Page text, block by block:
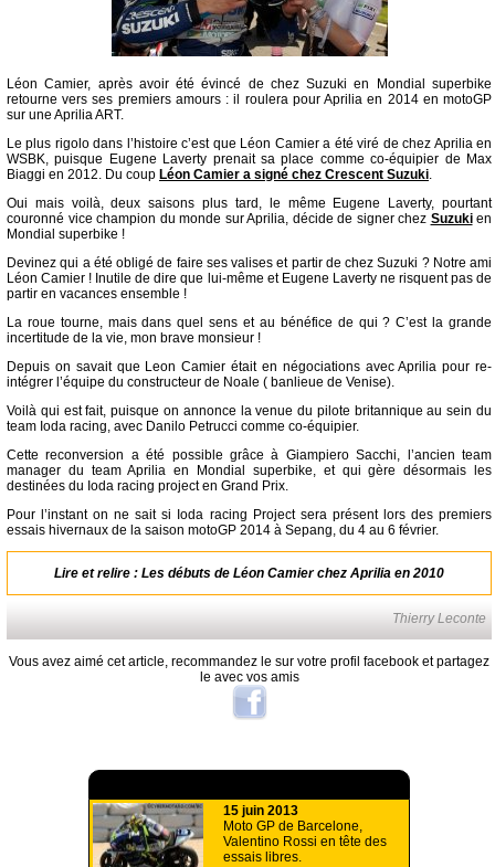
Léon Camier, après avoir été évincé de chez Suzuki en Mondial superbike
retourne vers ses premiers amours : il roulera pour Aprilia en 2014 en motoGP
sur une Aprilia ART.
Le plus rigolo dans l’histoire c’est que Léon Camier a été viré de chez Aprilia en
WSBK, puisque Eugene Laverty prenait sa place comme co-équipier de Max
Biaggi en 2012. Du coup Léon Camier a signé chez Crescent Suzuki.
Oui mais voilà, deux saisons plus tard, le même Eugene Laverty, pourtant
couronné vice champion du monde sur Aprilia, décide de signer chez Suzukien
Mondial superbike !
Devinez qui a été obligé de faire ses valises et partir de chez Suzuki ? Notre ami
Léon Camier ! Inutile de dire que lui-même et Eugene Laverty ne risquent pas de
partir en vacances ensemble !
La roue tourne, mais dans quel sens et au bénéfice de qui ? C’est la grande
incertitude de la vie, mon brave monsieur !
Depuis on savait que Leon Camier était en négociations avec Aprilia pour re-
intégrer l’équipe du constructeur de Noale ( banlieue de Venise).
Voilà qui est fait, puisque on annonce la venue du pilote britannique au sein du
team Ioda racing, avec Danilo Petrucci comme co-équipier.
Cette reconversion a été possible grâce à Giampiero Sacchi, l’ancien team
manager du team Aprilia en Mondial superbike, et qui gère désormais les
destinées du Ioda racing project en Grand Prix.
Pour l’instant on ne sait si Ioda racing Project sera présent lors des premiers
essais hivernaux de la saison motoGP 2014 à Sepang, du 4 au 6 février.
Lire et relire :Les débuts de Léon Camier chez Aprilia en 2010
Thierry Leconte
Vous avez aimé cet article, recommandez le sur votre profil facebook et partagez
le avec vos amis
15 juin 2013
Moto GP de Barcelone,
Valentino Rossi en tête des
essais libres.